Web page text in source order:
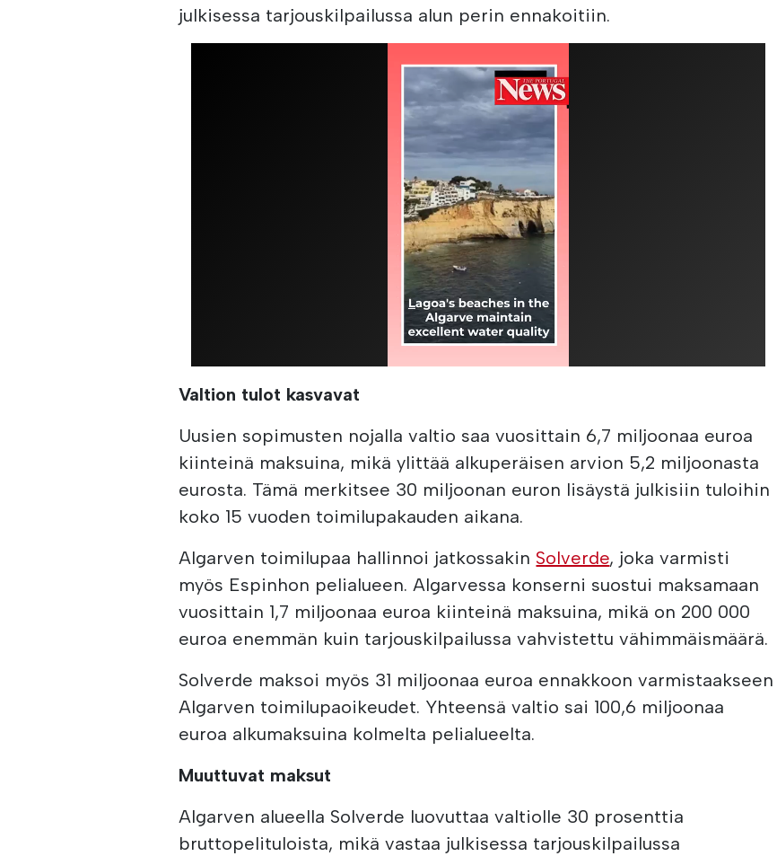
julkisessa tarjouskilpailussa alun perin ennakoitiin.
Valtion tulot kasvavat
Uusien sopimusten nojalla valtio saa vuosittain 6,7 miljoonaa euroa
kiinteinä maksuina, mikä ylittää alkuperäisen arvion 5,2 miljoonasta
eurosta. Tämä merkitsee 30 miljoonan euron lisäystä julkisiin tuloihin
koko 15 vuoden toimilupakauden aikana.
Algarven toimilupaa hallinnoi jatkossakin Solverde, joka varmisti
myös Espinhon pelialueen. Algarvessa konserni suostui maksamaan
vuosittain 1,7 miljoonaa euroa kiinteinä maksuina, mikä on 200 000
euroa enemmän kuin tarjouskilpailussa vahvistettu vähimmäismäärä.
Solverde maksoi myös 31 miljoonaa euroa ennakkoon varmistaakseen
Algarven toimilupaoikeudet. Yhteensä valtio sai 100,6 miljoonaa
euroa alkumaksuina kolmelta pelialueelta.
Muuttuvat maksut
Algarven alueella Solverde luovuttaa valtiolle 30 prosenttia
bruttopelituloista, mikä vastaa julkisessa tarjouskilpailussa